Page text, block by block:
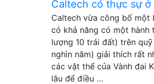
Caltech có thực sự ở
Caltech vừa công bố một
có khả năng có một hành
lượng 10 trái đất) trên
nghìn năm) giải thích rất
các vật thể của Vành đai
lâu để điều …